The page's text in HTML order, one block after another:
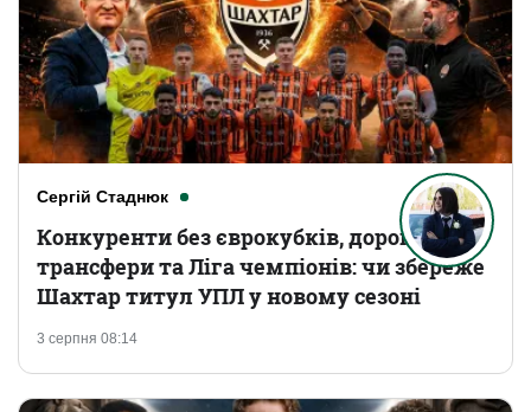
Сергій Стаднюк
3 серпня 08:14
Конкуренти без єврокубків, дорогі
трансфери та Ліга чемпіонів: чи збереже
Шахтар титул УПЛ у новому сезоні